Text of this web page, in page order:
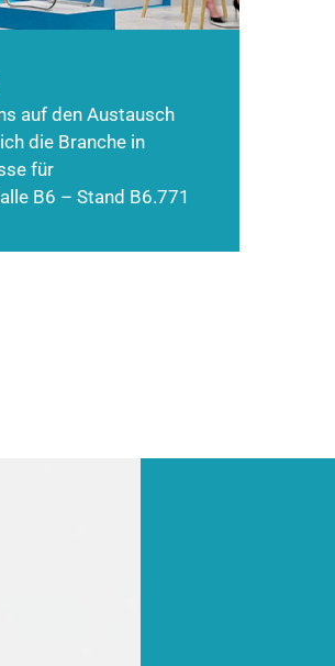
auf den Austausch
die Branche in
für
B6 – Stand B6.771